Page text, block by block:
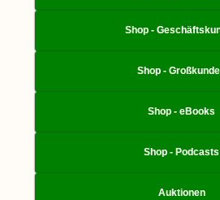
Shop -
Shop -
Shop - eBooks
Shop - Podcasts
Auktionen